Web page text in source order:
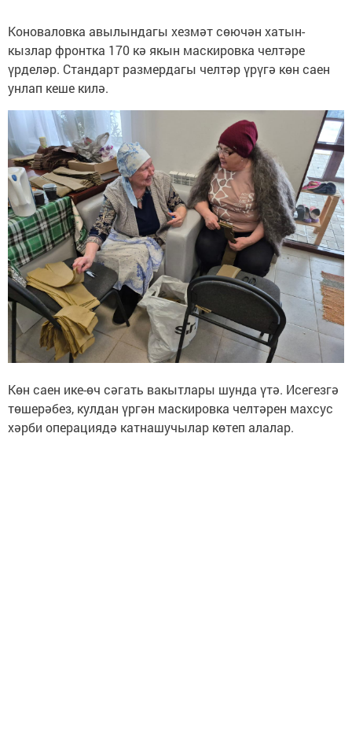
Коноваловка авылындагы хезмәт сөючән хатын-
кызлар фронтка 170 кә якын маскировка челтәре
үрделәр. Стандарт размердагы челтәр үрүгә көн саен
унлап кеше килә.
Көн саен ике-өч сәгать вакытлары шунда үтә. Исегезгә
төшерәбез, кулдан үргән маскировка челтәрен махсус
хәрби операциядә катнашучылар көтеп алалар.